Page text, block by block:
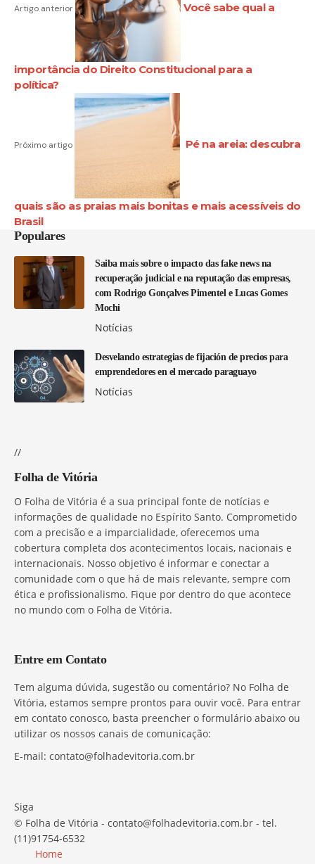
Artigo anterior Você sabe qual a
importância do Direito Constitucional para a
política?
Próximo artigo Pé na areia: descubra
quais são as praias mais bonitas e mais acessíveis do
Brasil
Populares
Saiba mais sobre o impacto das fake news na
recuperação judicial e na reputação das empresas,
com Rodrigo Gonçalves Pimentel e Lucas Gomes
Mochi
Notícias
Desvelando estrategias de fijación de precios para
emprendedores en el mercado paraguayo
Notícias
//
Folha de Vitória
O Folha de Vitória é a sua principal fonte de notícias e
informações de qualidade no Espírito Santo. Comprometido
com a precisão e a imparcialidade, oferecemos uma
cobertura completa dos acontecimentos locais, nacionais e
internacionais. Nosso objetivo é informar e conectar a
comunidade com o que há de mais relevante, sempre com
ética e profissionalismo. Fique por dentro do que acontece
no mundo com o Folha de Vitória.
Entre em Contato
Tem alguma dúvida, sugestão ou comentário? No Folha de
Vitória, estamos sempre prontos para ouvir você. Para entrar
em contato conosco, basta preencher o formulário abaixo ou
utilizar os nossos canais de comunicação:
E-mail: contato@folhadevitoria.com.br
Siga
© Folha de Vitória - contato@folhadevitoria.com.br - tel.
(11)91754-6532
Home